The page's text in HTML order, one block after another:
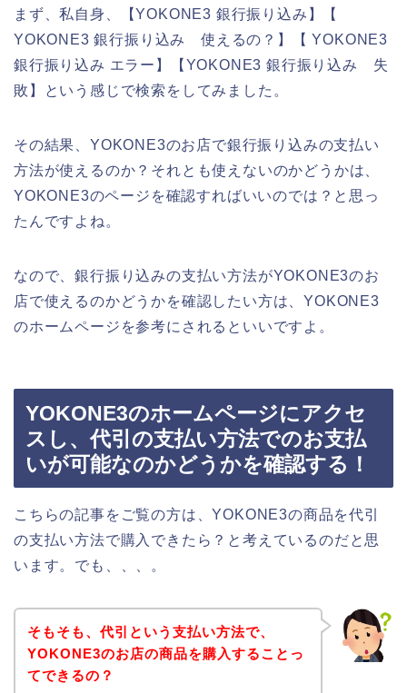
まず、私自身、【YOKONE3 銀行振り込み】【
YOKONE3 銀行振り込み 使えるの？】【 YOKONE3
銀行振り込み エラー】【YOKONE3 銀行振り込み 失
敗】という感じで検索をしてみました。
その結果、YOKONE3のお店で銀行振り込みの支払い
方法が使えるのか？それとも使えないのかどうかは、
YOKONE3のページを確認すればいいのでは？と思っ
たんですよね。
なので、銀行振り込みの支払い方法がYOKONE3のお
店で使えるのかどうかを確認したい方は、YOKONE3
のホームページを参考にされるといいですよ。
YOKONE3のホームページにアクセ
スし、代引の支払い方法でのお支払
いが可能なのかどうかを確認する！
こちらの記事をご覧の方は、YOKONE3の商品を代引
の支払い方法で購入できたら？と考えているのだと思
います。でも、、、。
そもそも、代引という支払い方法で、
YOKONE3のお店の商品を購入することっ
てできるの？